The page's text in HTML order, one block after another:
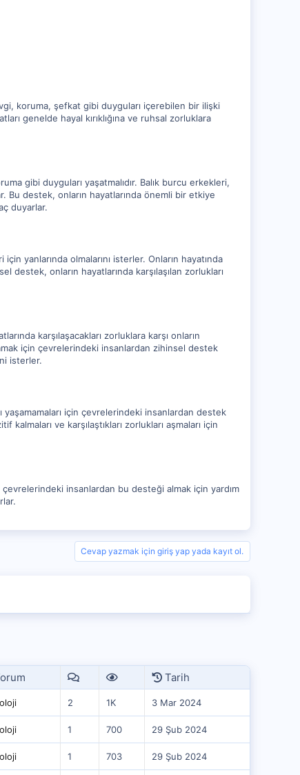
koruma, şefkat gibi duyguları içerebilen bir ilişki
genelde hayal kırıklığına ve ruhsal zorluklara
gibi duyguları yaşatmalıdır. Balık burcu erkekleri,
destek, onların hayatlarında önemli bir etkiye
duyarlar.
yanlarında olmalarını isterler. Onların hayatında
destek, onların hayatlarında karşılaşılan zorlukları
karşılaşacakları zorluklara karşı onların
için çevrelerindeki insanlardan zihinsel destek
isterler.
yaşamamaları için çevrelerindeki insanlardan destek
ve karşılaştıkları zorlukları aşmaları için
insanlardan bu desteği almak için yardım
Cevap yazmak için giriş yap yada kayıt ol.
Tarih
2 1K 3 Mar 2024
1 700 29 Şub 2024
1 703 29 Şub 2024